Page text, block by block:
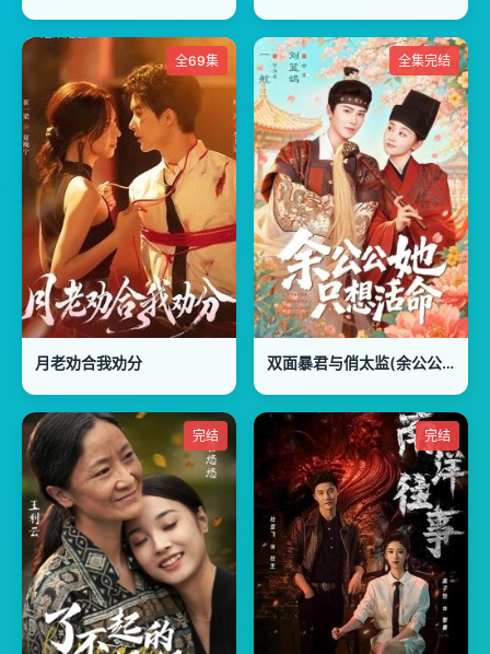
全69集
月老劝合我劝分
全集完结
双面暴君与俏太监(余公公她只想活命)
完结 完结